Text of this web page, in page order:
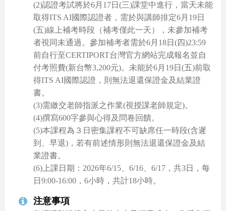
(2)認證考試將於6月17日(三)課堂中進行，當天未能
取得ITS AI國際認證者，需於與講師排定6月19日
(五)線上補考時段（補考僅此一天），未參加補考
者視同未通過。參加補考者需於6月18日(四)23:59
前自行至CERTIPORT台灣官方網站完成報名並自
付考照費(新台幣3,200元)。未能於6月19日(五)前取
得ITS AI國際認證，則無法退還保證金及結業證
書。
(3)需繳交老師指派之作業(視授課老師規定)。
(4)撰寫600字參與心得及問卷回饋。
(5)本課程為３日密集課程不可缺席任一時段(含遲
到、早退)，若有前述情形則無法退還保證金及結
業證書。
(6)上課日期：2026年6/15、6/16、6/17，共3日，每
日9:00-16:00，6小時，共計18小時。
注意事項